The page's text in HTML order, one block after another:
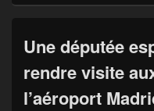
Une députée
rendre visite
l’aéroport